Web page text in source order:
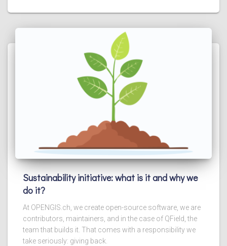
Sustainability initiative: what is it and why we
do it?
At OPENGIS.ch, we create open-source software, we are
contributors, maintainers, and in the case of QField, the
team that builds it. That comes with a responsibility we
take seriously: giving back.